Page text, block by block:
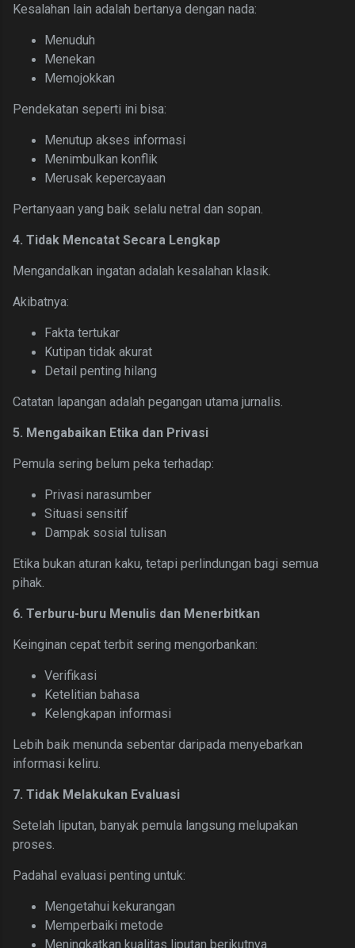
Kesalahan lain adalah bertanya dengan nada:
Menuduh
Menekan
Memojokkan
Pendekatan seperti ini bisa:
Menutup akses informasi
Menimbulkan konflik
Merusak kepercayaan
Pertanyaan yang baik selalu netral dan sopan.
4. Tidak Mencatat Secara Lengkap
Mengandalkan ingatan adalah kesalahan klasik.
Akibatnya:
Fakta tertukar
Kutipan tidak akurat
Detail penting hilang
Catatan lapangan adalah pegangan utama jurnalis.
5. Mengabaikan Etika dan Privasi
Pemula sering belum peka terhadap:
Privasi narasumber
Situasi sensitif
Dampak sosial tulisan
Etika bukan aturan kaku, tetapi perlindungan bagi semua
pihak.
6. Terburu-buru Menulis dan Menerbitkan
Keinginan cepat terbit sering mengorbankan:
Verifikasi
Ketelitian bahasa
Kelengkapan informasi
Lebih baik menunda sebentar daripada menyebarkan
informasi keliru.
7. Tidak Melakukan Evaluasi
Setelah liputan, banyak pemula langsung melupakan
proses.
Padahal evaluasi penting untuk:
Mengetahui kekurangan
Memperbaiki metode
Meningkatkan kualitas liputan berikutnya